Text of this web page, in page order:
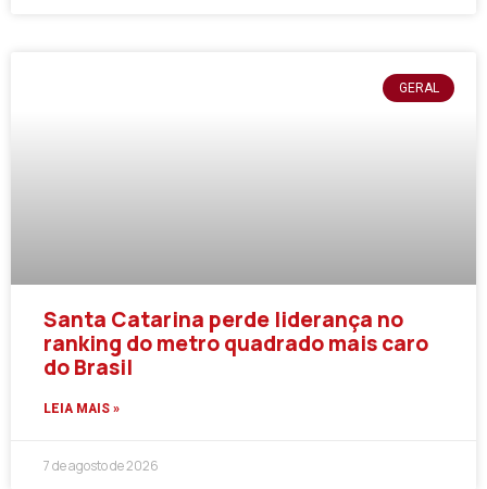
GERAL
Santa Catarina perde liderança no
ranking do metro quadrado mais caro
do Brasil
LEIA MAIS »
7 de agosto de 2026